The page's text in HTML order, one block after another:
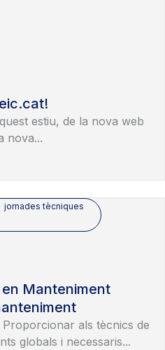
estiu, de la nova web
nova...
jornades tècniques
en Manteniment
als tècnics de
globals i necessaris...